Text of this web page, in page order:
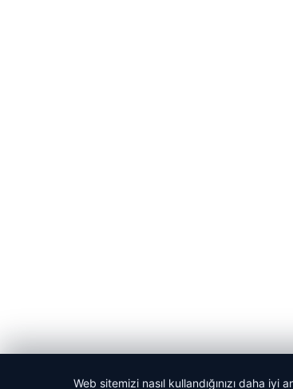
Web sitemizi nasıl kullandığınızı daha